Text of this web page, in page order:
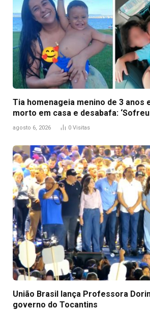
Tia homenageia menino de 3 anos
morto em casa e desabafa: ‘Sofreu
agosto 6, 2026 0 Visitas
União Brasil lança Professora
governo do Tocantins